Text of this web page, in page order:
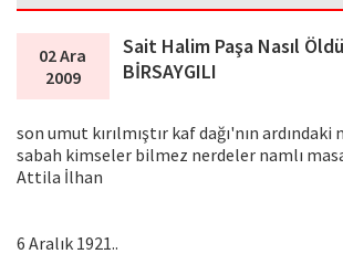
02 Ara
2009
Sait Halim Paşa Nasıl
BİRSAYGILI
son umut kırılmıştır kaf dağı'nın ardındaki
sabah kimseler bilmez nerdeler namlı
Attila İlhan
6 Aralık 1921..